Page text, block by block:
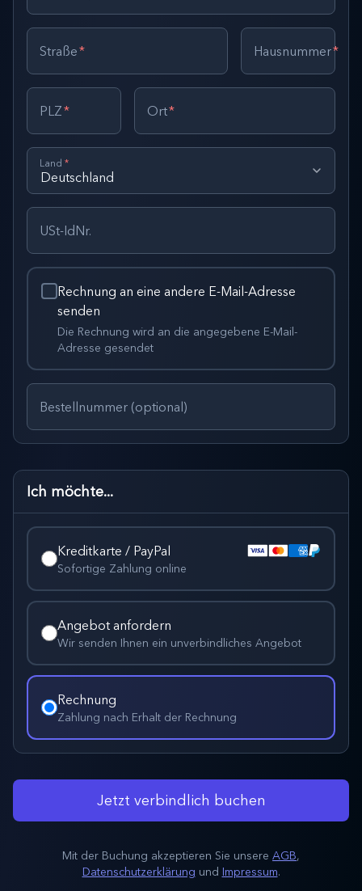
Straße* Hausnummer*
PLZ* Ort*
Land *
USt-IdNr.
Rechnung an eine andere E-Mail-Adresse
senden
Die Rechnung wird an die angegebene E-Mail-
Adresse gesendet
Bestellnummer (optional)
Ich möchte...
Kreditkarte / PayPal
Sofortige Zahlung online
Angebot anfordern
Wir senden Ihnen ein unverbindliches Angebot
Rechnung
Zahlung nach Erhalt der Rechnung
Jetzt verbindlich buchen
Mit der Buchung akzeptieren Sie unsere AGB,
Datenschutzerklärung und Impressum.